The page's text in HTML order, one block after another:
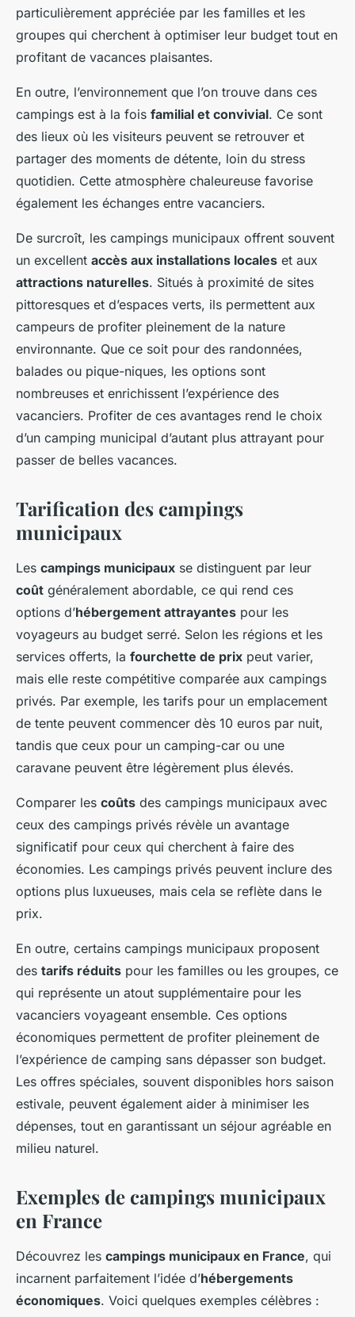
particulièrement appréciée par les familles et les
groupes qui cherchent à optimiser leur budget tout en
profitant de vacances plaisantes.
En outre, l’environnement que l’on trouve dans ces
campings est à la fois familial et convivial. Ce sont
des lieux où les visiteurs peuvent se retrouver et
partager des moments de détente, loin du stress
quotidien. Cette atmosphère chaleureuse favorise
également les échanges entre vacanciers.
De surcroît, les campings municipaux offrent souvent
un excellent accès aux installations locales et aux
attractions naturelles. Situés à proximité de sites
pittoresques et d’espaces verts, ils permettent aux
campeurs de profiter pleinement de la nature
environnante. Que ce soit pour des randonnées,
balades ou pique-niques, les options sont
nombreuses et enrichissent l’expérience des
vacanciers. Profiter de ces avantages rend le choix
d’un camping municipal d’autant plus attrayant pour
passer de belles vacances.
Tarification des campings
municipaux
Les campings municipaux se distinguent par leur
coût généralement abordable, ce qui rend ces
options d’hébergement attrayantes pour les
voyageurs au budget serré. Selon les régions et les
services offerts, la fourchette de prix peut varier,
mais elle reste compétitive comparée aux campings
privés. Par exemple, les tarifs pour un emplacement
de tente peuvent commencer dès 10 euros par nuit,
tandis que ceux pour un camping-car ou une
caravane peuvent être légèrement plus élevés.
Comparer les coûts des campings municipaux avec
ceux des campings privés révèle un avantage
significatif pour ceux qui cherchent à faire des
économies. Les campings privés peuvent inclure des
options plus luxueuses, mais cela se reflète dans le
prix.
En outre, certains campings municipaux proposent
des tarifs réduits pour les familles ou les groupes, ce
qui représente un atout supplémentaire pour les
vacanciers voyageant ensemble. Ces options
économiques permettent de profiter pleinement de
l’expérience de camping sans dépasser son budget.
Les offres spéciales, souvent disponibles hors saison
estivale, peuvent également aider à minimiser les
dépenses, tout en garantissant un séjour agréable en
milieu naturel.
Exemples de campings municipaux
en France
Découvrez les campings municipaux en France, qui
incarnent parfaitement l’idée d’hébergements
économiques. Voici quelques exemples célèbres :